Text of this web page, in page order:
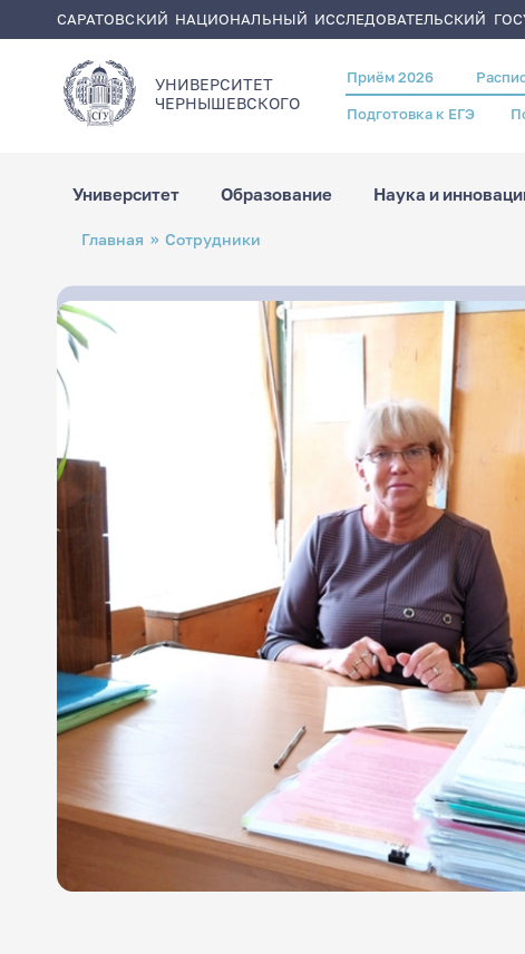
САРАТОВСКИЙ НАЦИОНАЛЬНЫЙ ИССЛЕДОВАТЕЛЬСКИЙ
УНИВЕРСИТЕТ
ЧЕРНЫШЕВСКОГO
Header
menu
Приём 2026
Подготовка к ЕГЭ
Университет Образование Наука и
Строка
навигации
Главная Сотрудники